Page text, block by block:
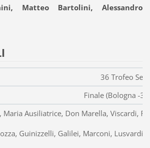
Matteo Bartolini, Alessandro
36 Trofeo
Finale (Bologna -
Maria Ausiliatrice, Don Marella, Viscardi,
Guinizzelli, Galilei, Marconi, Lusvardi.